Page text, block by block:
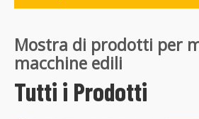
Mostra di prodotti per
macchine edili
Tutti i Prodotti